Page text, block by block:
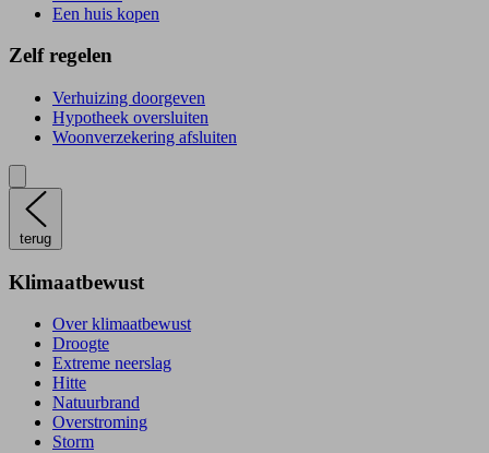
Een huis kopen
Zelf regelen
Verhuizing doorgeven
Hypotheek oversluiten
Woonverzekering afsluiten
terug
Klimaatbewust
Over klimaatbewust
Droogte
Extreme neerslag
Hitte
Natuurbrand
Overstroming
Storm